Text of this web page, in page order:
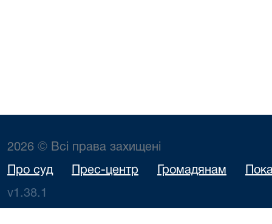
2026 © Всі права захищені
Про суд Прес-центр Громадянам
v1.38.1